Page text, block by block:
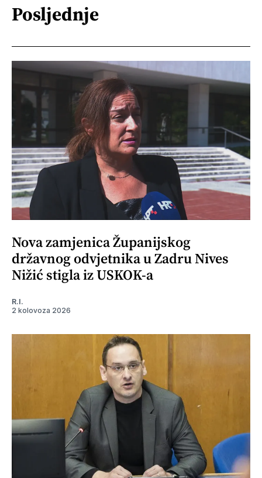
Posljednje
Nova zamjenica Županijskog
državnog odvjetnika u Zadru Nives
Nižić stigla iz USKOK-a
R.I.
2 kolovoza 2026